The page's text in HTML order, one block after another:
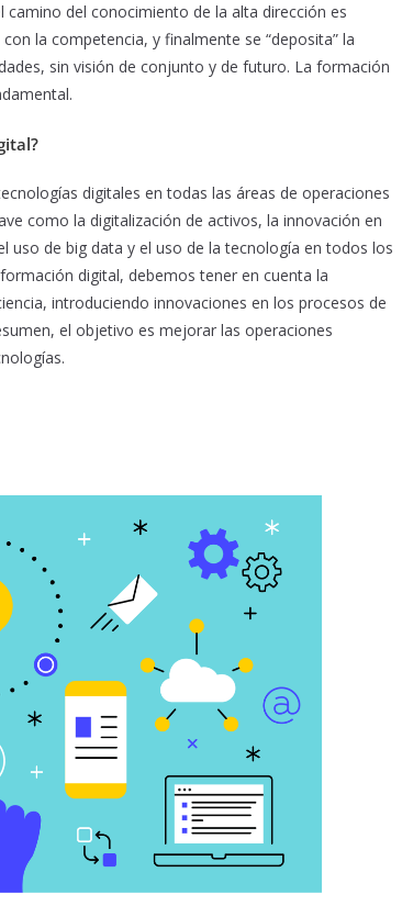
camino del conocimiento de la alta dirección es
la competencia, y finalmente se “deposita” la
sin visión de conjunto y de futuro. La formación
digitales en todas las áreas de operaciones
como la digitalización de activos, la innovación en
uso de big data y el uso de la tecnología en todos los
digital, debemos tener en cuenta la
introduciendo innovaciones en los procesos de
el objetivo es mejorar las operaciones